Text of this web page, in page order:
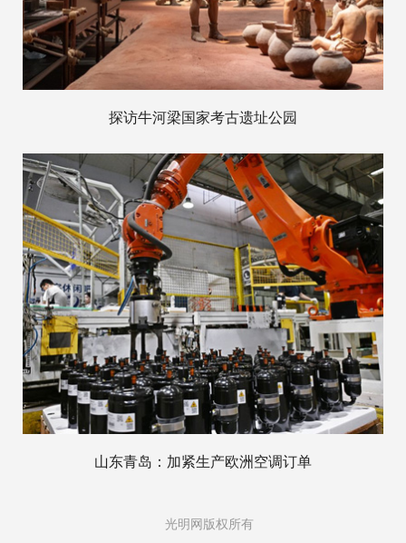
探访牛河梁国家考古遗址公园
山东青岛：加紧生产欧洲空调订单
光明网版权所有